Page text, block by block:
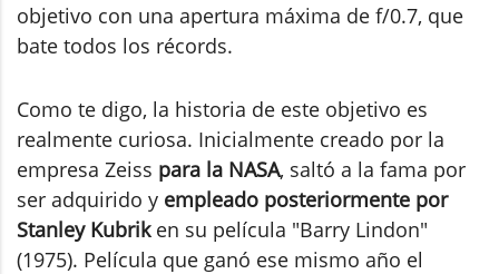
objetivo con una apertura máxima de f/0.7, que
bate todos los récords.
Como te digo, la historia de este objetivo es
realmente curiosa. Inicialmente creado por la
empresa Zeiss para la NASA, saltó a la fama por
ser adquirido y empleado posteriormente por
Stanley Kubriken su película "Barry Lindon"
(1975). Película que ganó ese mismo año el